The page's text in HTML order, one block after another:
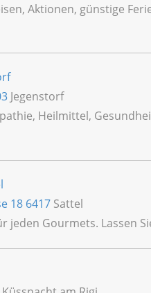
Aktionen, günstige
Jegenstorf
Heilmittel,
18 6417 Sattel
jeden Gourmets. Lassen